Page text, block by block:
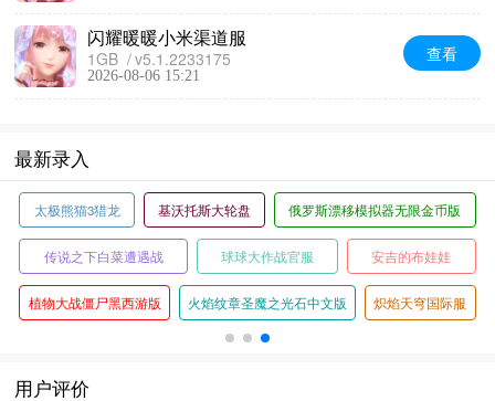
闪耀暖暖小米渠道服
1GB v5.1.2233175
2026-08-06 15:21
查看
最新录入
太极熊猫3猎龙 基沃托斯大轮盘 俄罗斯漂移模拟器无限金币版
传说之下白菜遭遇战 球球大作战官服 安吉的布娃娃
植物大战僵尸黑西游版 火焰纹章圣魔之光石中文版 炽焰天穹国际服
用户评价